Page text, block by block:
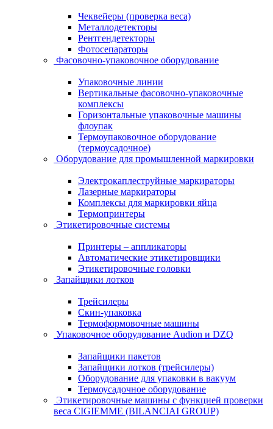
Чеквейеры (проверка веса)
Металлодетекторы
Рентгендетекторы
Фотосепараторы
Фасовочно-упаковочное оборудование
Упаковочные линии
Вертикальные фасовочно-упаковочные
комплексы
Горизонтальные упаковочные машины
флоупак
Термоупаковочное оборудование
(термоусадочное)
Оборудование для промышленной маркировки
Электрокаплеструйные маркираторы
Лазерные маркираторы
Комплексы для маркировки яйца
Термопринтеры
Этикетировочные системы
Принтеры – аппликаторы
Автоматические этикетировщики
Этикетировочные головки
Запайщики лотков
Трейсилеры
Скин-упаковка
Термоформовочные машины
Упаковочное оборудование Audion и DZQ
Запайщики пакетов
Запайщики лотков (трейсилеры)
Оборудование для упаковки в вакуум
Термоусадочное оборудование
Этикетировочные машины с функцией проверки
веса CIGIEMME (BILANCIAI GROUP)